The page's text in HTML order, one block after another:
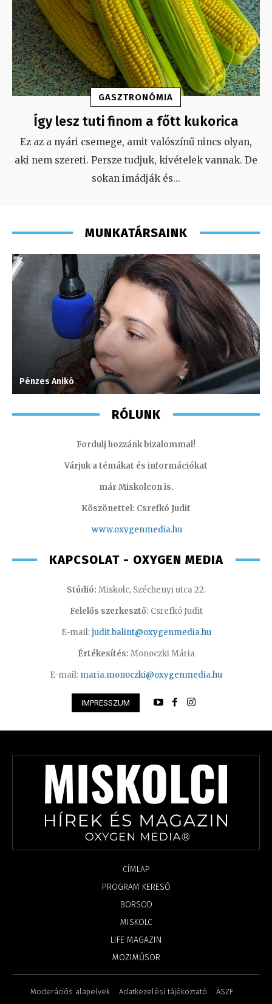
GASZTRONÓMIA
Így lesz tuti finom a főtt kukorica
Ez az a nyári csemege, amit valószínű nincs olyan,
aki nem szereti. Persze tudjuk, kivételek vannak. De
sokan imádják és...
MUNKATÁRSAINK
Pénzes Anikó
RÓLUNK
Fordulj hozzánk bizalommal!
Várjuk a témákat és információkat
már Miskolcon is.
Köszönettel: Csrefkó Judit
www.oxygenmedia.hu
KAPCSOLAT - OXYGEN MEDIA
Stúdió: Miskolc, Széchenyi utca 22.
Felelős szerkesztő: Csrefkó Judit
E-mail:judit.balint@oxygenmedia.hu
Értékesítés: Monoczki Mária
E-mail: maria.monoczki@oxygenmedia.hu
IMPRESSZUM
CÍMLAP
PROGRAM KERESŐ
BORSOD
MISKOLC
LIFE MAGAZIN
MOZIMŰSOR
Moderációs alapelvek Adatkezelési tájékoztató
ÁSZF